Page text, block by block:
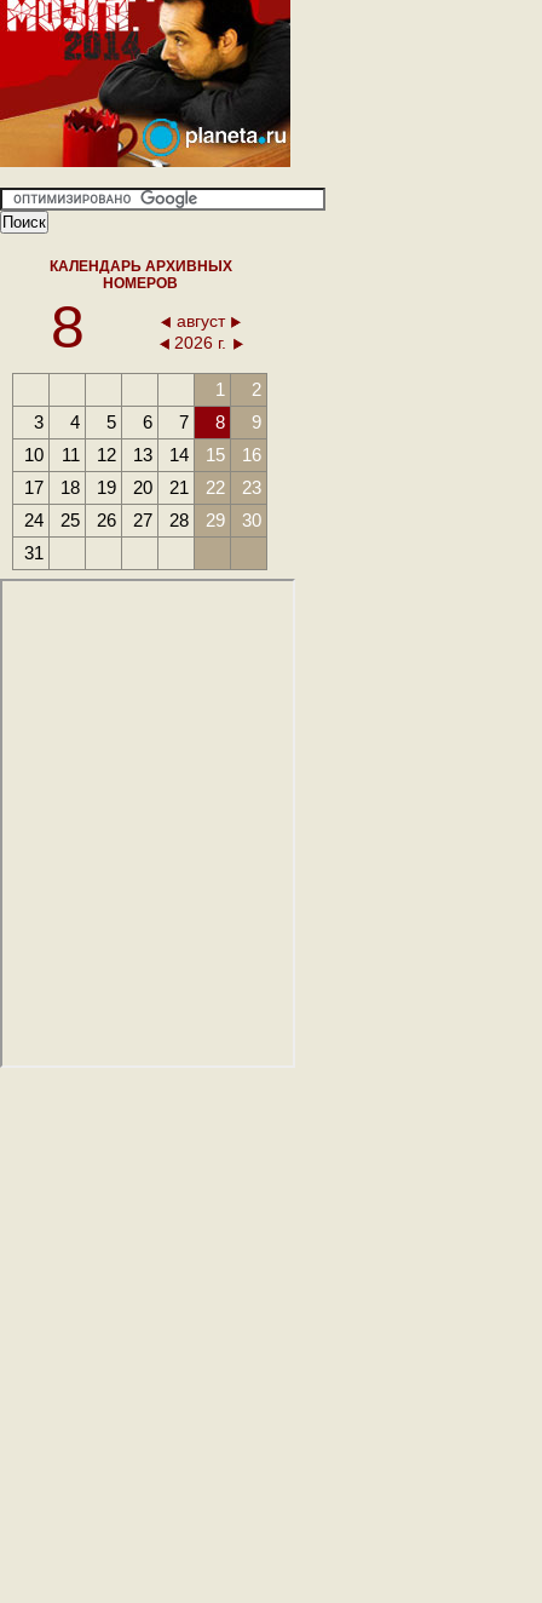
КАЛЕНДАРЬ АРХИВНЫХ
НОМЕРОВ
8
август
2026 г.
1
2
3
4 5 6 7 8
9
10
11 12 13 14 15
16
17
18 19 20 21 22
23
24
25 26 27 28 29
30
31